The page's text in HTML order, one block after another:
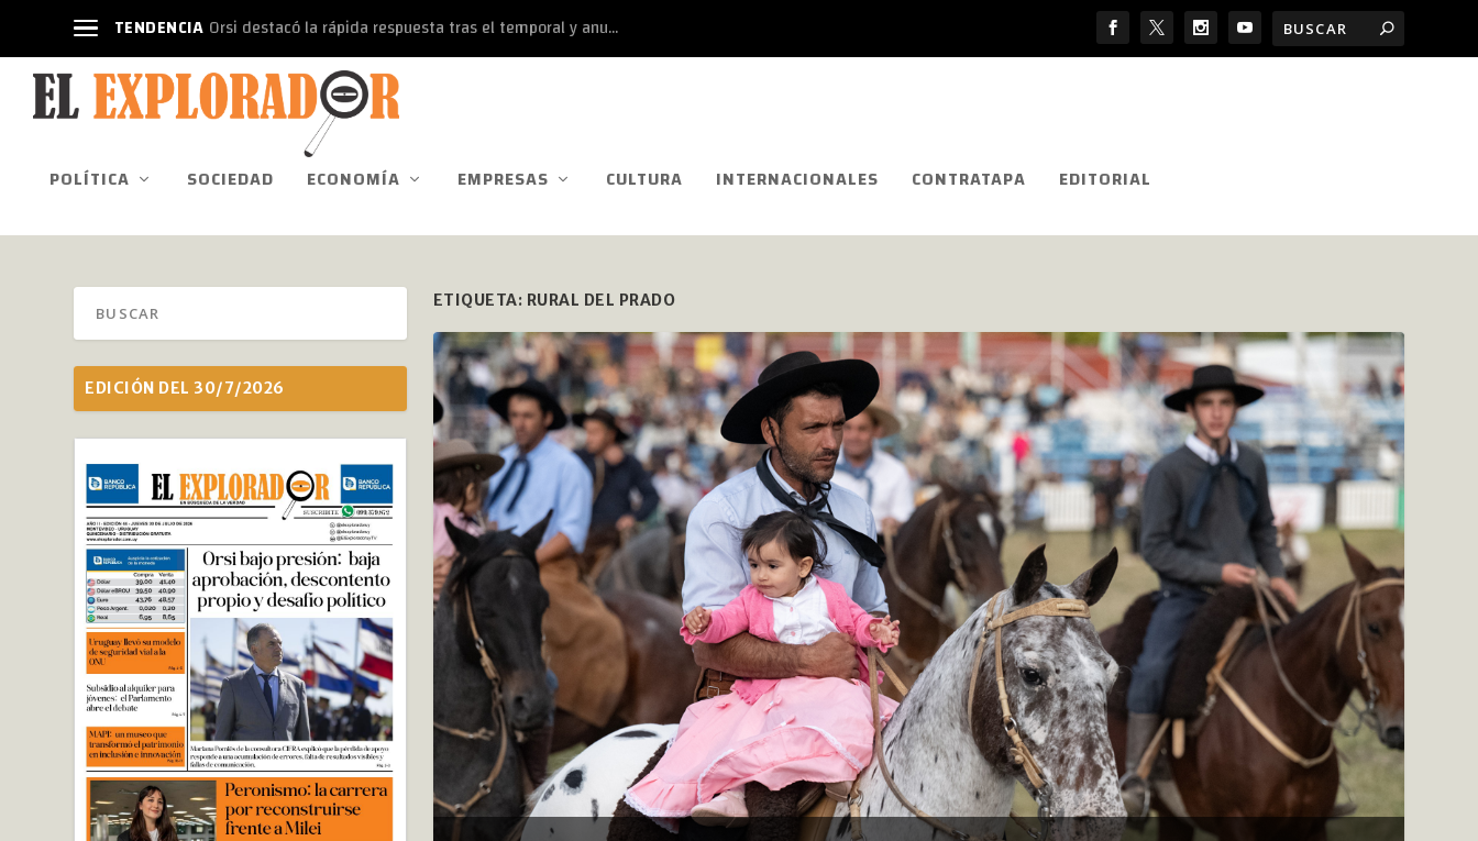
TENDENCIA Orsi destacó la rápida respuesta tras el temporal y anu...
POLÍTICA SOCIEDAD ECONOMÍA EMPRESAS CULTURA INTERNACIONALES CONTRATAPA EDITORIAL
ETIQUETA: RURAL DEL PRADO
EDICIÓN DEL 30/7/2026